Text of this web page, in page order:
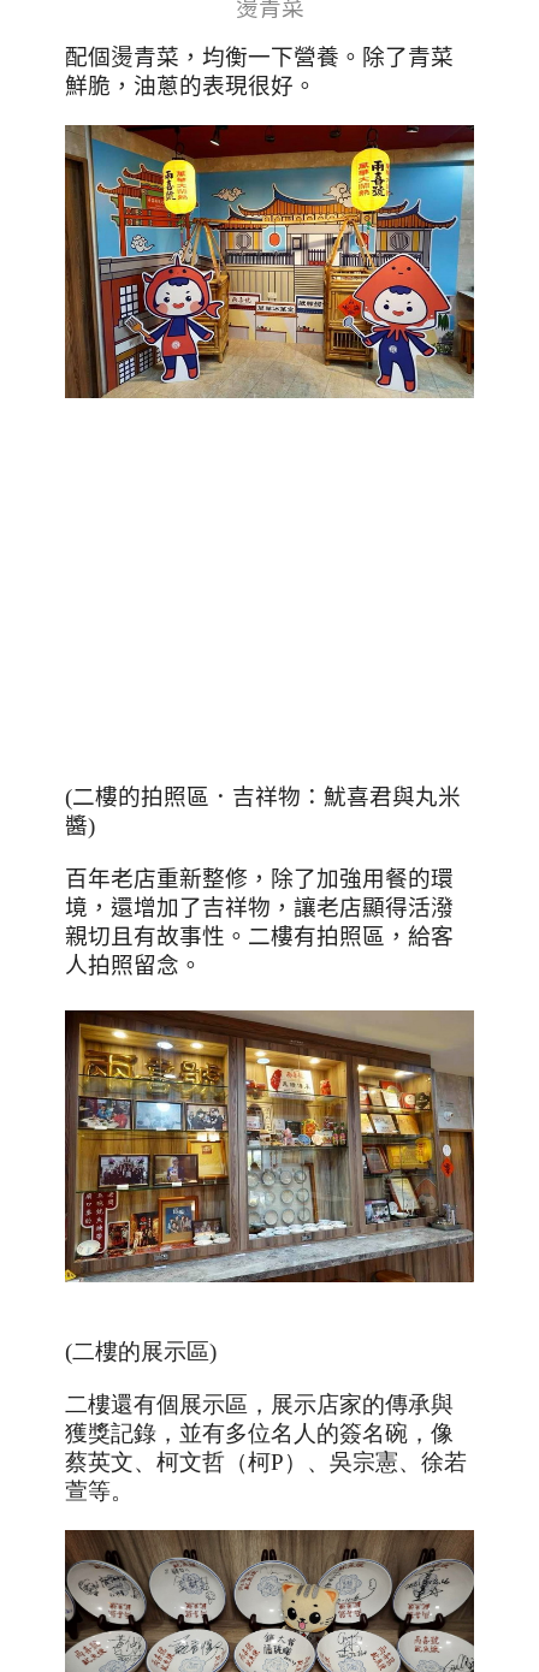
燙青菜
配個燙青菜，均衡一下營養。除了青菜
鮮脆，油蔥的表現很好。
(二樓的拍照區．吉祥物：魷喜君與丸米
醬)
百年老店重新整修，除了加強用餐的環
境，還增加了吉祥物，讓老店顯得活潑
親切且有故事性。二樓有拍照區，給客
人拍照留念。
(二樓的展示區)
二樓還有個展示區，展示店家的傳承與
獲獎記錄，並有多位名人的簽名碗，像
蔡英文、柯文哲（柯P）、吳宗憲、徐若
萱等。